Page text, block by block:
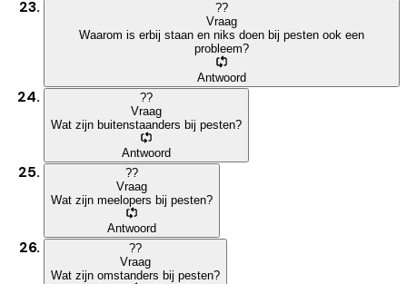
??
Vraag
Waarom is erbij staan en niks doen bij pesten ook een
probleem?
Antwoord
??
Vraag
Wat zijn buitenstaanders bij pesten?
Antwoord
??
Vraag
Wat zijn meelopers bij pesten?
Antwoord
??
Vraag
Wat zijn omstanders bij pesten?